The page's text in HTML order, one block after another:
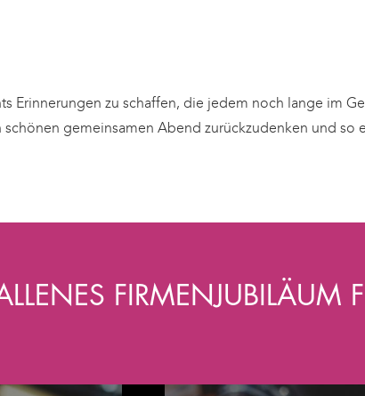
Erinnerungen zu schaffen, die jedem noch lange im
gemeinsamen Abend zurückzudenken und
FIRMENJUBILÄUM